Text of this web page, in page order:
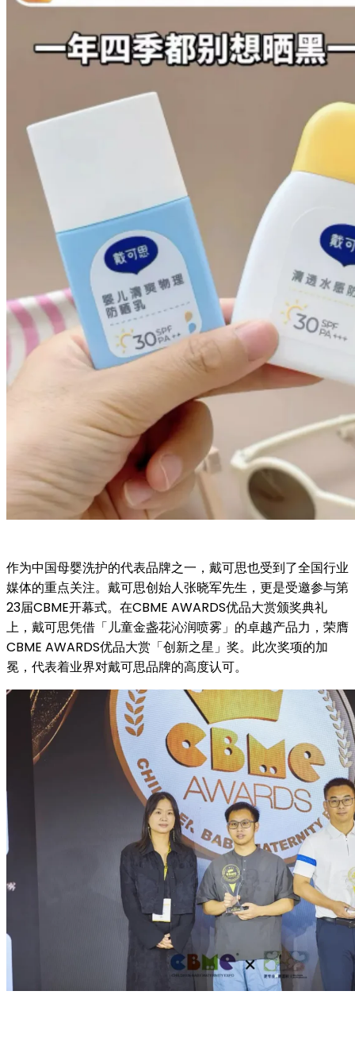
作为中国母婴洗护的代表品牌之一，戴可思也受到了全国行业
媒体的重点关注。戴可思创始人张晓军先生，更是受邀参与第
23届CBME开幕式。在CBME AWARDS优品大赏颁奖典礼
上，戴可思凭借「儿童金盏花沁润喷雾」的卓越产品力，荣膺
CBME AWARDS优品大赏「创新之星」奖。此次奖项的加
冕，代表着业界对戴可思品牌的高度认可。